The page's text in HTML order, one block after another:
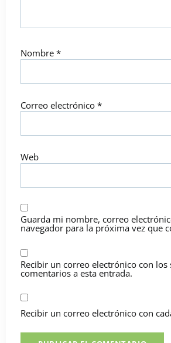
Nombre *
Correo electrónico *
Web
Guarda mi nombre, correo
navegador para la próxima vez que
Recibir un correo electrónico con los
comentarios a esta entrada.
Recibir un correo electrónico con